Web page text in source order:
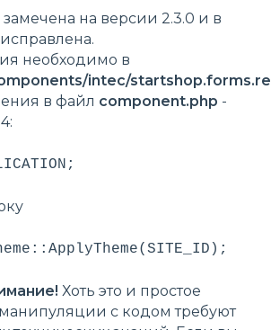
на версии 2.3.0 и в
необходимо в
intec/
в файл component.php -
Хоть это и простое
с кодом требуют